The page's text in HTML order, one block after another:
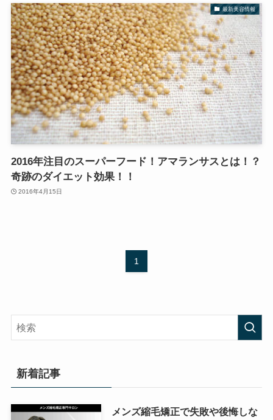
最新美容情報
2016年注目のスーパーフード！アマランサスとは！？
奇跡のダイエット効果！！
2016年4月15日
1
新着記事
メンズ縮毛矯正で失敗や後悔しな